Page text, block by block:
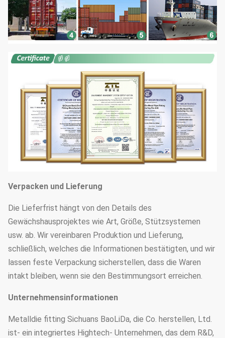
Verpacken und Lieferung
Die Lieferfrist hängt von den Details des
Gewächshausprojektes wie Art, Größe, Stützsystemen
usw. ab. Wir vereinbaren Produktion und Lieferung,
schließlich, welches die Informationen bestätigten, und wir
lassen feste Verpackung sicherstellen, dass die Waren
intakt bleiben, wenn sie den Bestimmungsort erreichen.
Unternehmensinformationen
Metalldie fitting Sichuans BaoLiDa, die Co. herstellen, Ltd.
ist- ein integriertes Hightech- Unternehmen, das dem R&D,